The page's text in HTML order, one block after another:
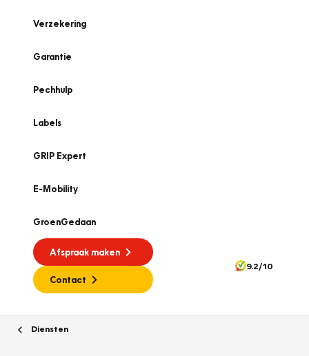
Verzekering
Garantie
Pechhulp
Labels
GRIP Expert
E-Mobility
GroenGedaan
Afspraak maken
Contact
9.2/10
Diensten